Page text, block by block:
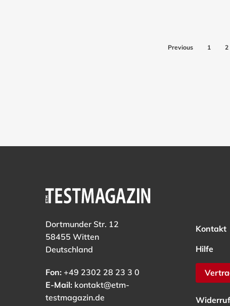
Previous 1 2
Dortmunder Str. 12
58455 Witten
Deutschland
Fon: +49 2302 28 23 3 0
E-Mail: kontakt@etm-
testmagazin.de
Kontakt
Hilfe